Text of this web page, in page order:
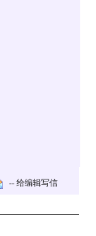
-- 给编辑写信